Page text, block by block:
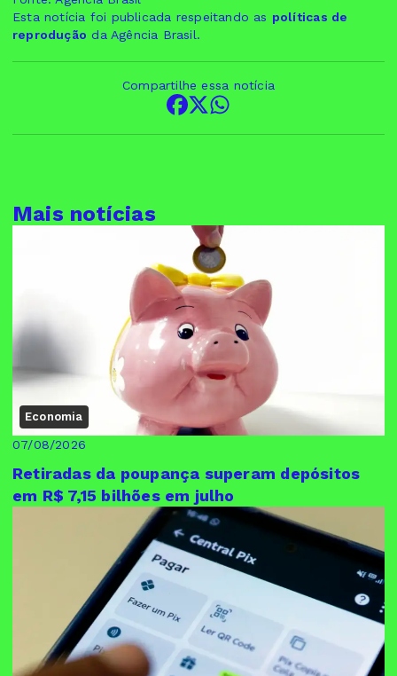
Esta notícia foi publicada respeitando as políticas de
reprodução da Agência Brasil.
Compartilhe essa notícia
Mais notícias
Economia
07/08/2026
Retiradas da poupança superam depósitos
em R$ 7,15 bilhões em julho